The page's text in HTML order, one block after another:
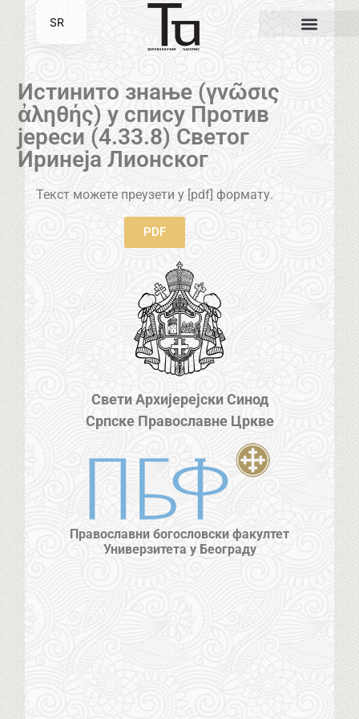
Истинито знање (γνῶσις
ἀληθής) у спису Против
јереси (4.33.8) Светог
Иринеја Лионског
Текст можете преузети у [pdf] формату.
PDF
Свети Архијерејски Синод
Српске Православне Цркве
Православни богословски факултет
Универзитета у Београду
SR
EN